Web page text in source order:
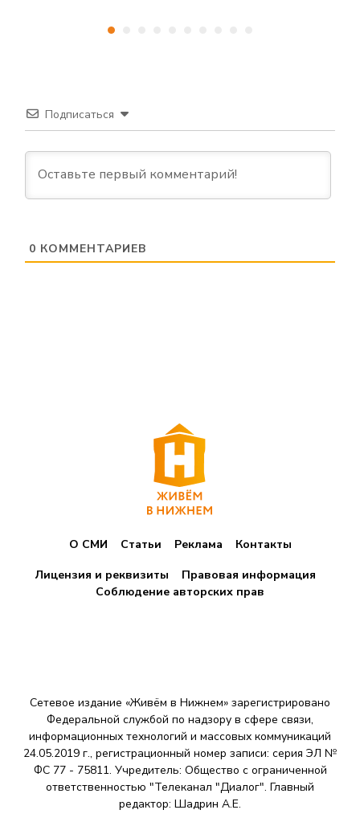
Подписаться
0 КОММЕНТАРИЕВ
О СМИ Статьи Реклама
Контакты
Лицензия и реквизиты
Правовая информация
Соблюдение авторских прав
Сетевое издание «Живём в Нижнем» зарегистрировано
Федеральной службой по надзору в сфере связи,
информационных технологий и массовых коммуникаций
24.05.2019 г., регистрационный номер записи: серия ЭЛ №
ФС 77 - 75811. Учредитель: Общество с ограниченной
ответственностью "Телеканал "Диалог". Главный
редактор: Шадрин A.E.